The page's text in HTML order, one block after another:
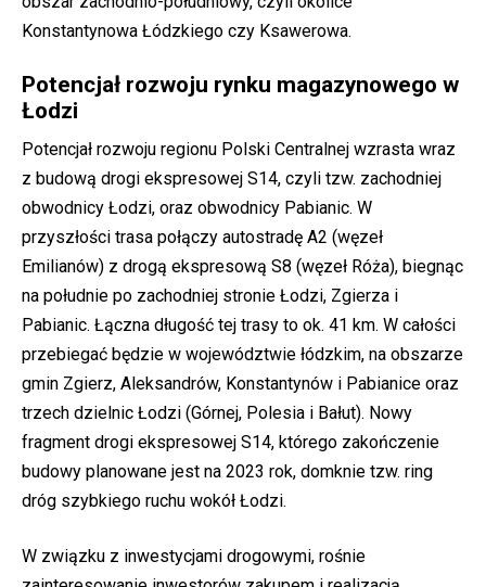
Konstantynowa Łódzkiego czy Ksawerowa.
Potencjał rozwoju rynku magazynowego w
Łodzi
Potencjał rozwoju regionu Polski Centralnej wzrasta wraz
z budową drogi ekspresowej S14, czyli tzw. zachodniej
obwodnicy Łodzi, oraz obwodnicy Pabianic. W
przyszłości trasa połączy autostradę A2 (węzeł
Emilianów) z drogą ekspresową S8 (węzeł Róża), biegnąc
na południe po zachodniej stronie Łodzi, Zgierza i
Pabianic. Łączna długość tej trasy to ok. 41 km. W całości
przebiegać będzie w województwie łódzkim, na obszarze
gmin Zgierz, Aleksandrów, Konstantynów i Pabianice oraz
trzech dzielnic Łodzi (Górnej, Polesia i Bałut). Nowy
fragment drogi ekspresowej S14, którego zakończenie
budowy planowane jest na 2023 rok, domknie tzw. ring
dróg szybkiego ruchu wokół Łodzi.
W związku z inwestycjami drogowymi, rośnie